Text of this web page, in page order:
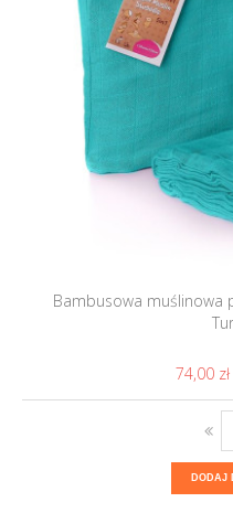
Bambusowa muślinowa
74,00 ‎zł
DODAJ